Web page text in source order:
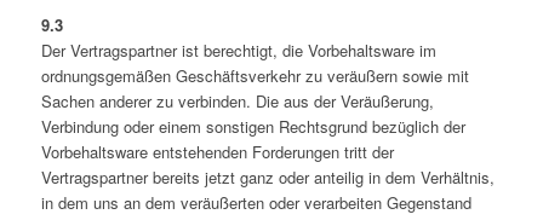
9.3
Der Vertragspartner ist berechtigt, die Vorbehaltsware im
ordnungsgemäßen Geschäftsverkehr zu veräußern sowie mit
Sachen anderer zu verbinden. Die aus der Veräußerung,
Verbindung oder einem sonstigen Rechtsgrund bezüglich der
Vorbehaltsware entstehenden Forderungen tritt der
Vertragspartner bereits jetzt ganz oder anteilig in dem Verhältnis,
in dem uns an dem veräußerten oder verarbeiten Gegenstand